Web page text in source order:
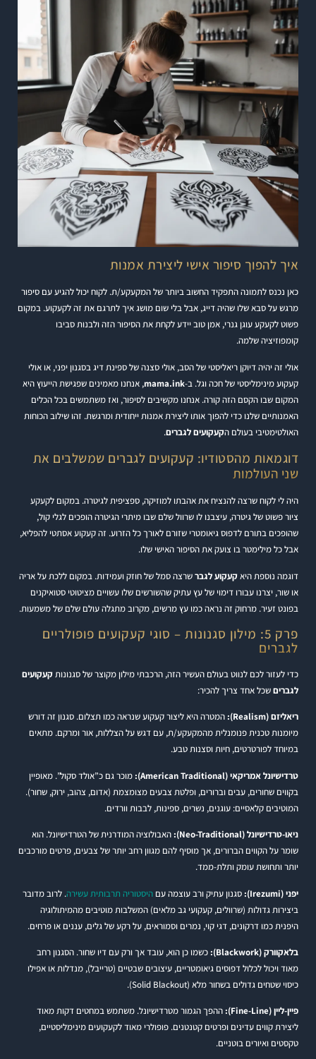
איך להפוך סיפור אישי ליצירת אמנות
כאן נכנס לתמונה התפקיד החשוב ביותר של המקעקע/ת. לקוח יכול להגיע עם סיפור
מרגש על סבא שלו שהיה דייג, אבל בלי שום מושג איך לתרגם את זה לקעקוע. במקום
פשוט לקעקע עוגן גנרי, אמן טוב יידע לקחת את הסיפור הזה ולבנות סביבו
קומפוזיציה שלמה.
אולי זה יהיה דיוקן ריאליסטי של הסב, אולי סצנה של ספינת דיג בסגנון יפני, או אולי
קעקוע מינימליסטי של חכה וגל. ב-mama.ink, אנחנו מאמינים שפגישת הייעוץ היא
המקום שבו הקסם הזה קורה. אנחנו מקשיבים לסיפור, ואז משתמשים בכל הכלים
האמנותיים שלנו כדי להפוך אותו ליצירת אמנות ייחודית ומרגשת. זהו שילוב הכוחות
האולטימטיבי בעולם הקעקועים לגברים.
דוגמאות מהסטודיו: קעקועים לגברים שמשלבים את
שני העולמות
היה לי לקוח שרצה להנציח את אהבתו למוזיקה, ספציפית לגיטרה. במקום לקעקע
ציור פשוט של גיטרה, עיצבנו לו שרוול שלם שבו מיתרי הגיטרה הופכים לגלי קול,
שהופכים בתורם לדפוס גיאומטרי שזורם לאורך כל הזרוע. זה קעקוע אסתטי להפליא,
אבל כל מילימטר בו צועק את הסיפור האישי שלו.
דוגמה נוספת היאקעקוע לגברשרצה סמל של חוזק ועמידות. במקום ללכת על אריה
או שור, יצרנו עבורו דימוי של עץ עתיק שהשורשים שלו עשויים מציטוטי סטואיקנים
בפונט זעיר. מרחוק זה נראה כמו עץ מרשים, מקרוב מתגלה עולם שלם של משמעות.
פרק 5: מילון סגנונות – סוגי קעקועים פופולריים
לגברים
כדי לעזור לכם לנווט בעולם העשיר הזה, הרכבתי מילון מקוצר של סגנונותקעקועים
לגבריםשכל אחד צריך להכיר:
ריאליזם (Realism):
המטרה היא ליצור קעקוע שנראה כמו תצלום. סגנון זה דורש
מיומנות טכנית פנומנלית מהמקעקע/ת, עם דגש על הצללות, אור ומרקם. מתאים
במיוחד לפורטרטים, חיות וסצנות טבע.
טרדישיונל אמריקאי (American Traditional):
מוכר גם כ”אולד סקול”. מאופיין
בקווים שחורים, עבים וברורים, ופלטת צבעים מצומצמת (אדום, צהוב, ירוק, שחור).
המוטיבים קלאסיים: עוגנים, נשרים, ספינות, לבבות וורדים.
ניאו-טרדישיונל (Neo-Traditional):
האבולוציה המודרנית של הטרדישיונל. הוא
שומר על הקווים הברורים, אך מוסיף להם מגוון רחב יותר של צבעים, פרטים מורכבים
יותר ותחושת עומק ותלת-ממד.
יפני (Irezumi): סגנון עתיק ורב עוצמה עם היסטוריה תרבותית עשירה. לרוב מדובר
ביצירות גדולות (שרוולים, קעקועי גב מלאים) המשלבות מוטיבים מהמיתולוגיה
היפנית כמו דרקונים, דגי קוי, נמרים וסמוראים, על רקע של גלים, עננים או פרחים.
בלאקוורק (Blackwork):
כשמו כן הוא, עובד אך ורק עם דיו שחור. הסגנון רחב
מאוד ויכול לכלול דפוסים גיאומטריים, עיצובים שבטיים (טרייבל), מנדלות או אפילו
כיסוי שטחים גדולים בשחור מלא (Solid Blackout).
פיין-ליין (Fine-Line):
ההפך הגמור מטרדישיונל. משתמש במחטים דקות מאוד
ליצירת קווים עדינים ופרטים קטנטנים. פופולרי מאוד לקעקועים מינימליסטיים,
טקסטים ואיורים בוטניים.